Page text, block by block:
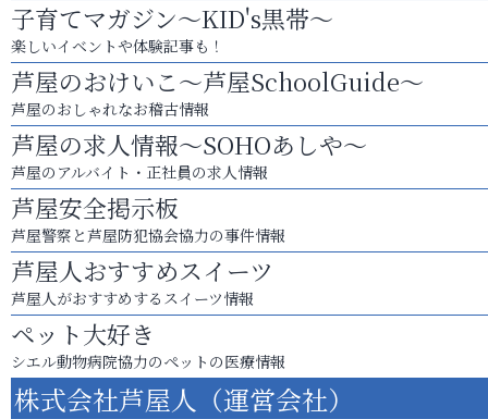
子育てマガジン～KID's黒帯～
楽しいイベントや体験記事も！
芦屋のおけいこ～芦屋SchoolGuide～
芦屋のおしゃれなお稽古情報
芦屋の求人情報～SOHOあしや～
芦屋のアルバイト・正社員の求人情報
芦屋安全掲示板
芦屋警察と芦屋防犯協会協力の事件情報
芦屋人おすすめスイーツ
芦屋人がおすすめするスイーツ情報
ペット大好き
シエル動物病院協力のペットの医療情報
株式会社芦屋人（運営会社）